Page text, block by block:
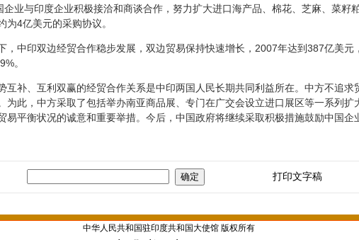
业与印度企业积极接洽和商谈合作，努力扩大进口海产品、棉花、芝麻、菜籽
为4亿美元的采购协议。
中印双边经贸合作稳步发展，双边贸易保持快速增长， 2007年达到387亿美元
。
互补、互利双赢的经贸合作关系是中印两国人民长期共同利益所在。中方不追求
为此，中方采取了包括举办南亚商品展、专门在广交会设立进口展区等一系列扩
易平衡状况的诚意和重要举措。今后，中国政府将继续采取积极措施鼓励中国
打印文字稿
中华人民共和国驻印度共和国大使馆 版权所有